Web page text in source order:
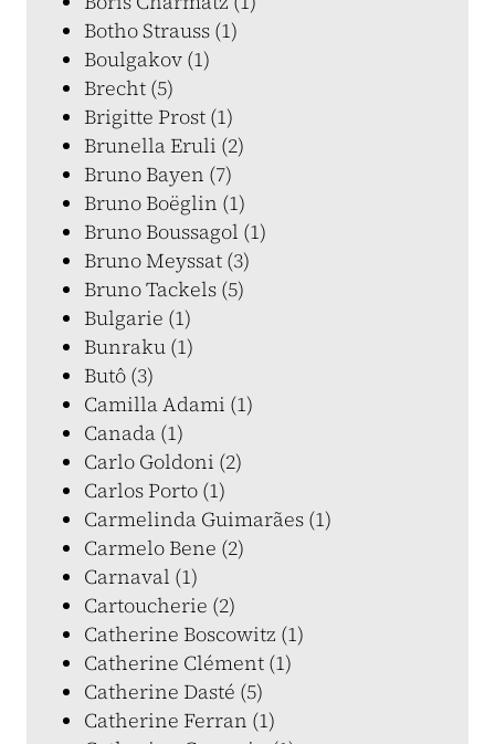
Botho Strauss (1)
Boulgakov (1)
Brecht (5)
Brigitte Prost (1)
Brunella Eruli (2)
Bruno Bayen (7)
Bruno Boëglin (1)
Bruno Boussagol (1)
Bruno Meyssat (3)
Bruno Tackels (5)
Bulgarie (1)
Bunraku (1)
Butô (3)
Camilla Adami (1)
Canada (1)
Carlo Goldoni (2)
Carlos Porto (1)
Carmelinda Guimarães (1)
Carmelo Bene (2)
Carnaval (1)
Cartoucherie (2)
Catherine Boscowitz (1)
Catherine Clément (1)
Catherine Dasté (5)
Catherine Ferran (1)